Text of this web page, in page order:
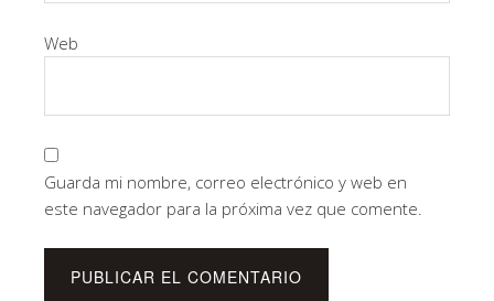
Web
Guarda mi nombre, correo electrónico y web en
este navegador para la próxima vez que comente.